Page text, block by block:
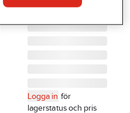
333210309933XXL
Logga in för
lagerstatus och pris